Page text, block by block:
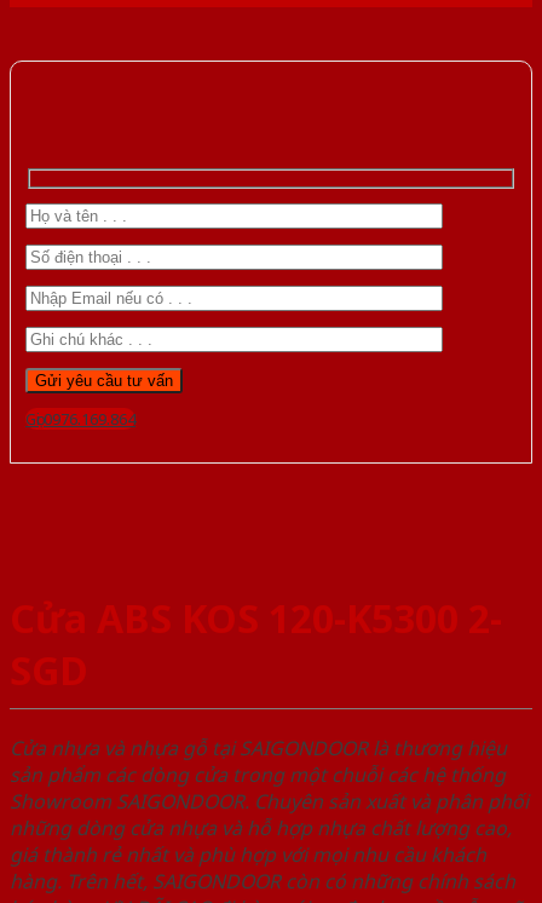
Gọi 0976.169.864
Cửa ABS KOS 120-K5300 2-
SGD
Cửa nhựa và nhựa gỗ tại SAIGONDOOR là thương hiệu
sản phẩm các dòng cửa trong một chuỗi các hệ thống
Showroom SAIGONDOOR. Chuyên sản xuất và phân phối
những dòng cửa nhựa và hỗ hợp nhựa chất lượng cao,
giá thành rẻ nhất và phù hợp với mọi nhu cầu khách
hàng. Trên hết, SAIGONDOOR còn có những chính sách